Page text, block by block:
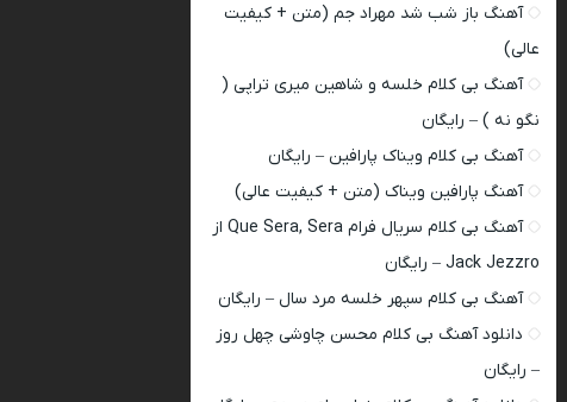
آهنگ باز شب شد مهراد جم (متن + کیفیت
عالی)
آهنگ بی کلام خلسه و شاهین میری تراپی (
نگو نه ) – رایگان
آهنگ بی کلام ویناک پارافین – رایگان
آهنگ پارافین ویناک (متن + کیفیت عالی)
آهنگ بی کلام سریال فرام Que Sera, Sera از
Jack Jezzro – رایگان
آهنگ بی کلام سپهر خلسه مرد سال – رایگان
دانلود آهنگ بی کلام محسن چاوشی چهل روز
– رایگان